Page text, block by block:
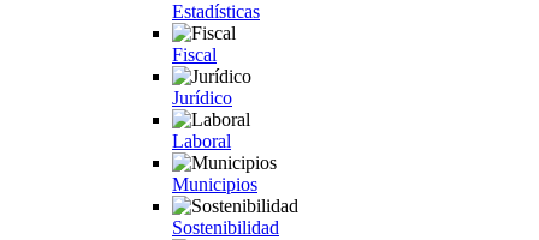
Estadísticas
Fiscal
Jurídico
Laboral
Municipios
Sostenibilidad